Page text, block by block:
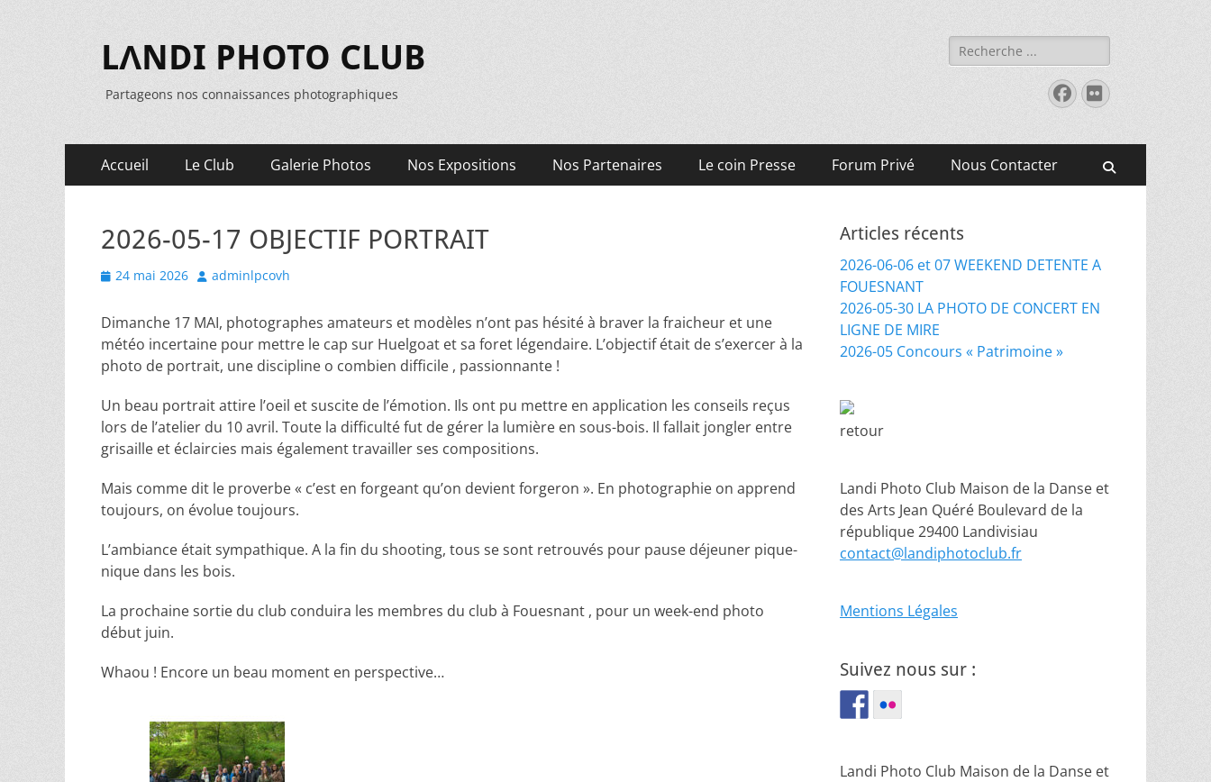
LΛNDI PHOTO CLUB
Partageons nos connaissances photographiques
Rechercher :
Facebook
Flickr
Menu
principal
Accueil Le Club Galerie Photos Nos Expositions Nos Partenaires Le coin Presse Forum Privé Nous Contacter
2026-05-17 OBJECTIF PORTRAIT
Posted
24 mai 2026 Author
adminlpcovh
Dimanche 17 MAI, photographes amateurs et modèles n’ont pas hésité à braver la fraicheur et une
météo incertaine pour mettre le cap sur Huelgoat et sa foret légendaire. L’objectif était de s’exercer à la
photo de portrait, une discipline o combien difficile , passionnante !
Un beau portrait attire l’oeil et suscite de l’émotion. Ils ont pu mettre en application les conseils reçus
lors de l’atelier du 10 avril. Toute la difficulté fut de gérer la lumière en sous-bois. Il fallait jongler entre
grisaille et éclaircies mais également travailler ses compositions.
Mais comme dit le proverbe « c’est en forgeant qu’on devient forgeron ». En photographie on apprend
toujours, on évolue toujours.
L’ambiance était sympathique. A la fin du shooting, tous se sont retrouvés pour pause déjeuner pique-
nique dans les bois.
La prochaine sortie du club conduira les membres du club à Fouesnant , pour un week-end photo
début juin.
Whaou ! Encore un beau moment en perspective…
Articles récents
2026-06-06 et 07 WEEKEND DETENTE A
FOUESNANT
2026-05-30 LA PHOTO DE CONCERT EN
LIGNE DE MIRE
2026-05 Concours « Patrimoine »
retour
Landi Photo Club Maison de la Danse et
des Arts Jean Quéré Boulevard de la
république 29400 Landivisiau
contact@landiphotoclub.fr
Mentions Légales
Suivez nous sur :
Landi Photo Club Maison de la Danse et